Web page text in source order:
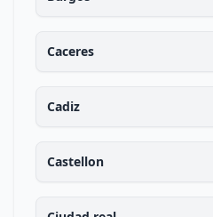
Caceres
Cadiz
Castellon